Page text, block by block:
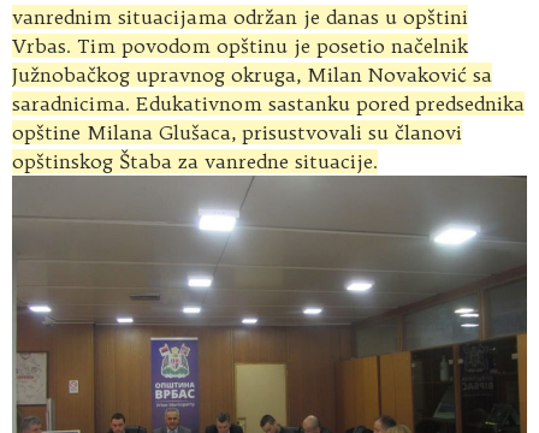
vanrednim situacijama održan je danas u opštini
Vrbas. Tim povodom opštinu je posetio načelnik
Južnobačkog upravnog okruga, Milan Novaković sa
saradnicima. Edukativnom sastanku pored predsednika
opštine Milana Glušaca, prisustvovali su članovi
opštinskog Štaba za vanredne situacije.